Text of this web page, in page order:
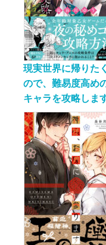
現実世界に帰りた
ので、難易度高め
キャラを攻略しま